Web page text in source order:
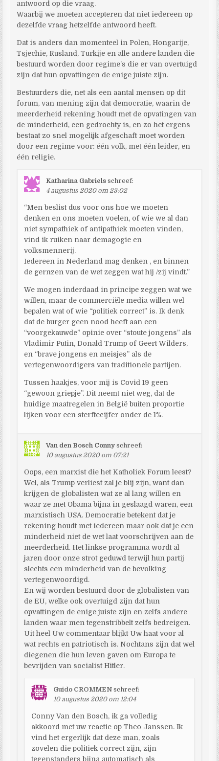
antwoord op die vraag.
Waarbij we moeten accepteren dat niet iedereen op
dezelfde vraag hetzelfde antwoord heeft.
Dat is anders dan momenteel in Polen, Hongarije,
Tsjechie, Rusland, Turkije en alle andere landen die
bestuurd worden door regime’s die er van overtuigd
zijn dat hun opvattingen de enige juiste zijn.
Bestuurders die, net als een aantal mensen op dit
forum, van mening zijn dat democratie, waarin de
meerderheid rekening houdt met de opvatingen van
de minderheid, een gedrochty is, en zo het ergens
bestaat zo snel mogelijk afgeschaft moet worden
door een regime voor: één volk, met één leider, en
één religie.
Katharina Gabriels schreef:
4 augustus 2020 om 23:02
“Men beslist dus voor ons hoe we moeten
denken en ons moeten voelen, of wie we al dan
niet sympathiek of antipathiek moeten vinden,
vind ik ruiken naar demagogie en
volksmennerij.
Iedereen in Nederland mag denken , en binnen
de gernzen van de wet zeggen wat hij /zij vindt.”
We mogen inderdaad in principe zeggen wat we
willen, maar de commerciële media willen wel
bepalen wat of wie “politiek correct” is. Ik denk
dat de burger geen nood heeft aan een
“voorgekauwde” opinie over “stoute jongens” als
Vladimir Putin, Donald Trump of Geert Wilders,
en “brave jongens en meisjes” als de
vertegenwoordigers van traditionele partijen.
Tussen haakjes, voor mij is Covid 19 geen
“gewoon griepje”. Dit neemt niet weg, dat de
huidige maatregelen in België buiten proportie
lijken voor een sterftecijfer onder de 1%.
Van den Bosch Conny schreef:
10 augustus 2020 om 07:21
Oops, een marxist die het Katholiek Forum leest?
Wel, als Trump verliest zal je blij zijn, want dan
krijgen de globalisten wat ze al lang willen en
waar ze met Obama bijna in geslaagd waren, een
marxistisch USA. Democratie betekent dat je
rekening houdt met iedereen maar ook dat je een
minderheid niet de wet laat voorschrijven aan de
meerderheid. Het linkse programma wordt al
jaren door onze strot geduwd terwijl hun partij
slechts een minderheid van de bevolking
vertegenwoordigd.
En wij worden bestuurd door de globalisten van
de EU, welke ook overtuigd zijn dat hun
opvattingen de enige juiste zijn en zelfs andere
landen waar men tegenstribbelt zelfs bedreigen.
Uit heel Uw commentaar blijkt Uw haat voor al
wat rechts en patriotisch is. Nochtans zijn dat wel
diegenen die hun leven gaven om Europa te
bevrijden van socialist Hitler.
Guido CROMMEN schreef:
10 augustus 2020 om 12:04
Conny Van den Bosch, ik ga volledig
akkoord met uw reactie op Theo Janssen. Ik
vind het ergerlijk dat deze man, zoals
zovelen die politiek correct zijn, zijn
tegenstanders bijna automatisch als